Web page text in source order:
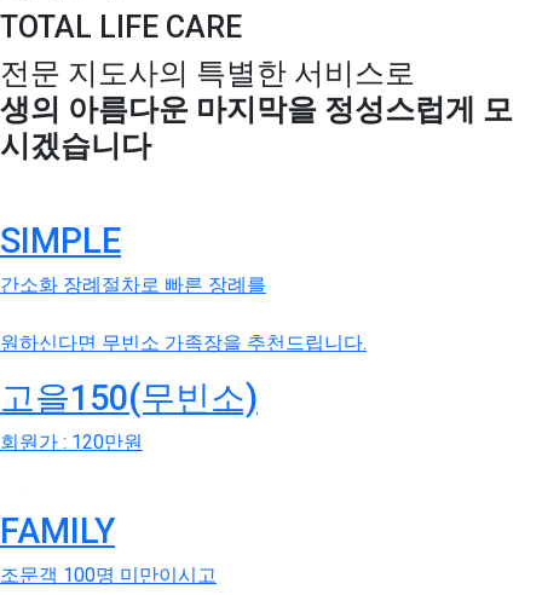
TOTAL LIFE CARE
전문 지도사의 특별한 서비스로
생의 아름다운 마지막을 정성스럽게 모
시겠습니다
SIMPLE
간소화 장례절차로 빠른 장례를
원하신다면 무빈소 가족장을 추천드립니다.
고을150(무빈소)
회원가 : 120만원
FAMILY
조문객 100명 미만이시고